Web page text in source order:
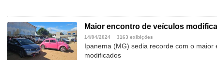
Maior encontro de veículos
14/04/2024 3163 exibições
Ipanema (MG) sedia recorde com o maior
modificados